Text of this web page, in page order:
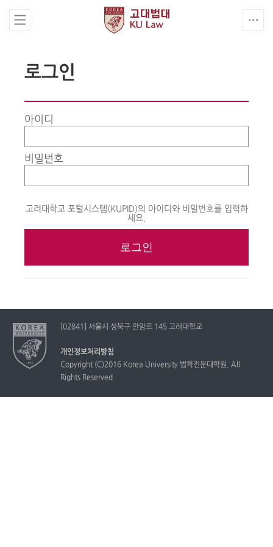
로그인
아이디
비밀번호
고려대학교 포털시스템(KUPID)의 아이디와 비밀번호를 입력하
세요.
[02841] 서울시 성북구 안암로 145 고려대학교
개인정보처리방침
Copyright (C)2016 Korea University 법학전문대학원. All
Rights Reserved